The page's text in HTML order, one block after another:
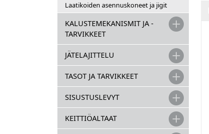
Laatikoiden asennuskoneet ja jigit
KALUSTEMEKANISMIT JA -
TARVIKKEET
JÄTELAJITTELU
TASOT JA TARVIKKEET
SISUSTUSLEVYT
KEITTIÖALTAAT